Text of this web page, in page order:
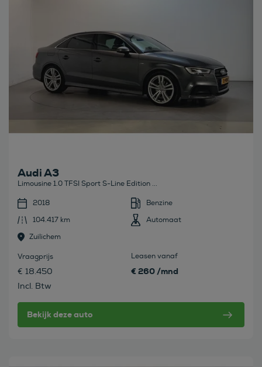
Audi A3
Limousine 1.0 TFSI Sport S-Line Edition ...
2018
Benzine
104.417 km
Automaat
Zuilichem
Vraagprijs
€ 18.450
Incl. Btw
Leasen vanaf
€ 260 /mnd
Bekijk deze auto